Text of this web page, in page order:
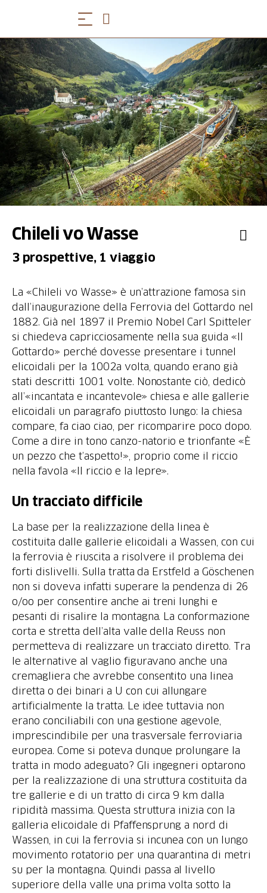
Chileli vo Wasse
3 prospettive, 1 viaggio
La «Chileli vo Wasse» è un’attrazione famosa sin
dall’inaugurazione della Ferrovia del Gottardo nel
1882. Già nel 1897 il Premio Nobel Carl Spitteler
si chiedeva capricciosamente nella sua guida «Il
Gottardo» perché dovesse presentare i tunnel
elicoidali per la 1002a volta, quando erano già
stati descritti 1001 volte. Nonostante ciò, dedicò
all’«incantata e incantevole» chiesa e alle gallerie
elicoidali un paragrafo piuttosto lungo: la chiesa
compare, fa ciao ciao, per ricomparire poco dopo.
Come a dire in tono canzo-natorio e trionfante «È
un pezzo che t’aspetto!», proprio come il riccio
nella favola «Il riccio e la lepre».
Un tracciato difficile
La base per la realizzazione della linea è
costituita dalle gallerie elicoidali a Wassen, con cui
la ferrovia è riuscita a risolvere il problema dei
forti dislivelli. Sulla tratta da Erstfeld a Göschenen
non si doveva infatti superare la pendenza di 26
o/oo per consentire anche ai treni lunghi e
pesanti di risalire la montagna. La conformazione
corta e stretta dell’alta valle della Reuss non
permetteva di realizzare un tracciato diretto. Tra
le alternative al vaglio figuravano anche una
cremagliera che avrebbe consentito una linea
diretta o dei binari a U con cui allungare
artificialmente la tratta. Le idee tuttavia non
erano conciliabili con una gestione agevole,
imprescindibile per una trasversale ferroviaria
europea. Come si poteva dunque prolungare la
tratta in modo adeguato? Gli ingegneri optarono
per la realizzazione di una struttura costituita da
tre gallerie e di un tratto di circa 9 km dalla
ripidità massima. Questa struttura inizia con la
galleria elicoidale di Pfaffensprung a nord di
Wassen, in cui la ferrovia si incunea con un lungo
movimento rotatorio per una quarantina di metri
su per la montagna. Quindi passa al livello
superiore della valle una prima volta sotto la